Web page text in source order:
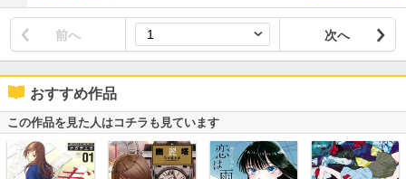
前へ 次へ
おすすめ作品
この作品を見た人はコチラも見ています